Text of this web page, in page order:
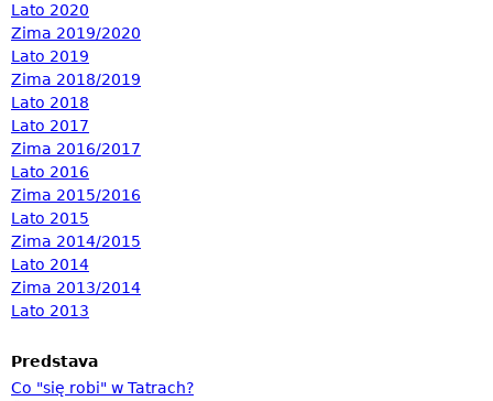
Lato 2020
Zima 2019/2020
Lato 2019
Zima 2018/2019
Lato 2018
Lato 2017
Zima 2016/2017
Lato 2016
Zima 2015/2016
Lato 2015
Zima 2014/2015
Lato 2014
Zima 2013/2014
Lato 2013
Predstava
Co "się robi" w Tatrach?